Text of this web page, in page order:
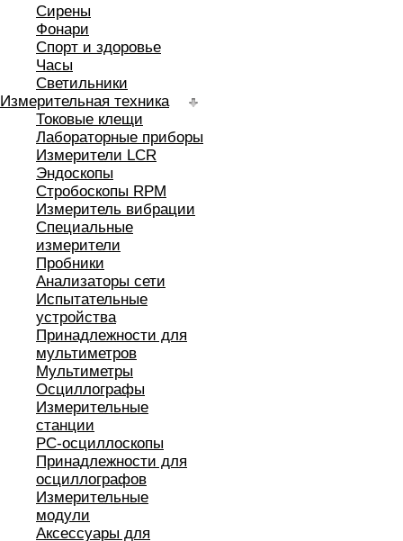
Сирены
Фонари
Спорт и здоровье
Часы
Светильники
Измерительная техника
Токовые клещи
Лабораторные приборы
Измерители LCR
Эндоскопы
Стробоскопы RPM
Измеритель вибрации
Специальные
измерители
Пробники
Анализаторы сети
Испытательные
устройства
Принадлежности для
мультиметров
Мультиметры
Осциллографы
Измерительные
станции
РС-осциллоскопы
Принадлежности для
осциллографов
Измерительные
модули
Аксессуары для